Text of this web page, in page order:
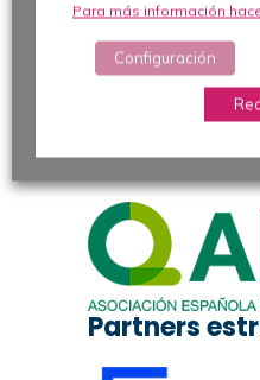
Organiza
Partners
Para más información
Configuración